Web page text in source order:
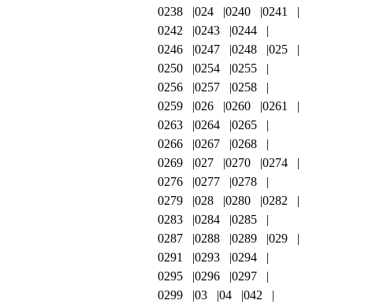
0238
024 0240
0241
0242
0243
0244
0246
0247 0248
025
0250
0254
0255
0256
0257
0258
0259
026 0260
0261
0263
0264
0265
0266
0267
0268
0269
027 0270
0274
0276
0277
0278
0279
028 0280
0282
0283
0284
0285
0287
0288 0289
029
0291
0293
0294
0295
0296
0297
0299
03 04
042